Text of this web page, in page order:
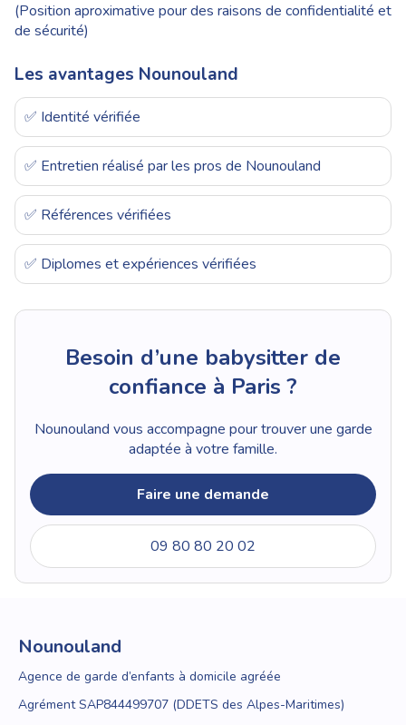
(Position aproximative pour des raisons de confidentialité et
de sécurité)
Les avantages Nounouland
✅ Identité vérifiée
✅ Entretien réalisé par les pros de Nounouland
✅ Références vérifiées
✅ Diplomes et expériences vérifiées
Besoin d’une babysitter de
confiance à Paris ?
Nounouland vous accompagne pour trouver une garde
adaptée à votre famille.
Faire une demande
09 80 80 20 02
Nounouland
Agence de garde d’enfants à domicile agréée
Agrément SAP844499707 (DDETS des Alpes-Maritimes)